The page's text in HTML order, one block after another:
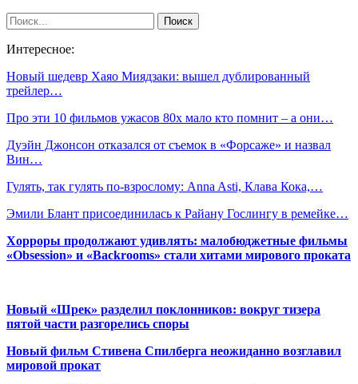
Интересное:
Новый шедевр Хаяо Миядзаки: вышел дублированный
трейлер…
Про эти 10 фильмов ужасов 80х мало кто помнит – а они…
Дуэйн Джонсон отказался от съемок в «Форсаже» и назвал
Вин…
Гулять, так гулять по-взрослому: Anna Asti, Клава Кока,…
Эмили Блант присоединилась к Райану Гослингу в ремейке…
Хорроры продолжают удивлять: малобюджетные фильмы
«Obsession» и «Backrooms» стали хитами мирового проката
Новый «Шрек» разделил поклонников: вокруг тизера
пятой части разгорелись споры
Новый фильм Стивена Спилберга неожиданно возглавил
мировой прокат